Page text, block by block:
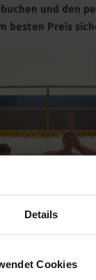
Details
Cookies
und den
besten Preis